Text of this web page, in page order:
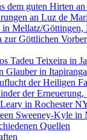
dem guten Hirten
an Luz de
Mellatz/Göttingen,
zur Göttlichen
Tadeu Teixeira in
Glauber in
der Heiligen
der Erneuerung,
in Rochester
Sweeney-Kyle
Quellen